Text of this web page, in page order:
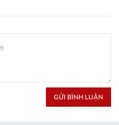
GỬI BÌNH LUẬN